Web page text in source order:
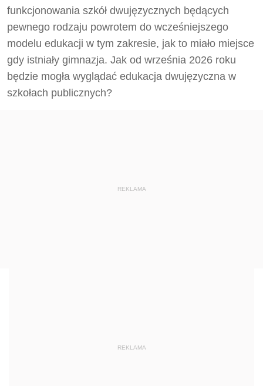
funkcjonowania szkół dwujęzycznych będących
pewnego rodzaju powrotem do wcześniejszego
modelu edukacji w tym zakresie, jak to miało miejsce
gdy istniały gimnazja. Jak od września 2026 roku
będzie mogła wyglądać edukacja dwujęzyczna w
szkołach publicznych?
REKLAMA
REKLAMA